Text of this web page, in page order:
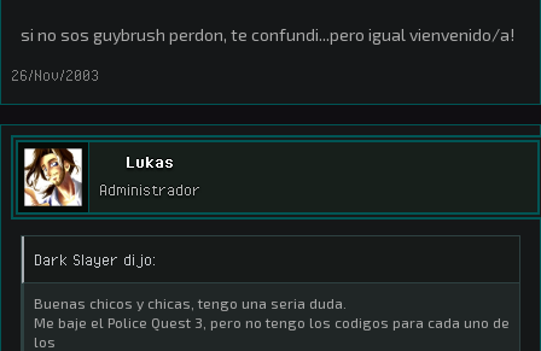
si no sos guybrush perdon, te confundi...pero igual vienvenido/a!
26/Nov/2003
Lukas
Administrador
Dark Slayer dijo:
Buenas chicos y chicas, tengo una seria duda.
Me baje el Police Quest 3, pero no tengo los codigos para cada uno de
los